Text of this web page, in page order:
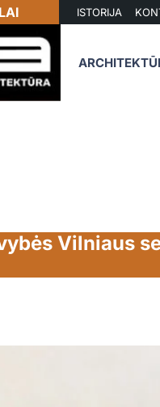
ISTORIJA
Vilniaus